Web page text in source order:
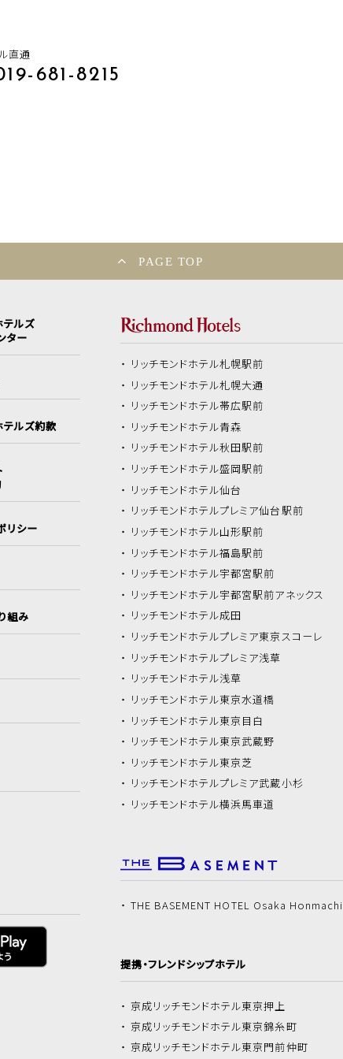
直通
681-8215
PAGE TOP
テルズ
ター
テルズ約款
リシー
組み
リッチモンドホテル札幌駅前
リッチモンドホテル札幌大通
リッチモンドホテル帯広駅前
リッチモンドホテル青森
リッチモンドホテル秋田駅前
リッチモンドホテル盛岡駅前
リッチモンドホテル仙台
リッチモンドホテルプレミア仙台駅前
リッチモンドホテル山形駅前
リッチモンドホテル福島駅前
リッチモンドホテル宇都宮駅前
リッチモンドホテル宇都宮駅前アネックス
リッチモンドホテル成田
リッチモンドホテルプレミア東京スコーレ
リッチモンドホテルプレミア浅草
リッチモンドホテル浅草
リッチモンドホテル東京水道橋
リッチモンドホテル東京目白
リッチモンドホテル東京武蔵野
リッチモンドホテル東京芝
リッチモンドホテルプレミア武蔵小杉
リッチモンドホテル横浜馬車道
THE BASEMENT HOTEL Osaka Honmachi
提携・フレンドシップホテル
京成リッチモンドホテル東京押上
京成リッチモンドホテル東京錦糸町
京成リッチモンドホテル東京門前仲町